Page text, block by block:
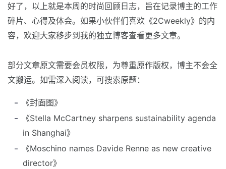
好了，以上就是本周的时尚回顾日志，旨在记录博主的工作
碎片、心得及体会。如果小伙伴们喜欢《2Cweekly》的内
容，欢迎大家移步到我的独立博客查看更多文章。
部分文章原文需要会员权限，为尊重原作版权，博主不会全
文搬运。如需深入阅读，可搜索原题：
《封面图》
《Stella McCartney sharpens sustainability agenda
in Shanghai》
《Moschino names Davide Renne as new creative
director》